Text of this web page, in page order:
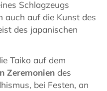
Schlagzeugs
auch auf die Kunst des
des japanischen
Taiko auf dem
Zeremonien des
bei Festen, an